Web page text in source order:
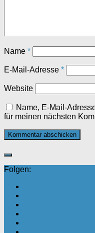
Name *
E-Mail-Adresse *
Website
Name, E-Mail-
für meinen nächsten
Folgen: